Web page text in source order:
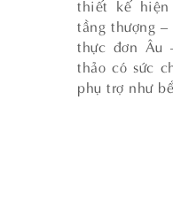
thiết kế hiện
tầng thượng
thực đơn Âu
thảo có sức
phụ trợ như